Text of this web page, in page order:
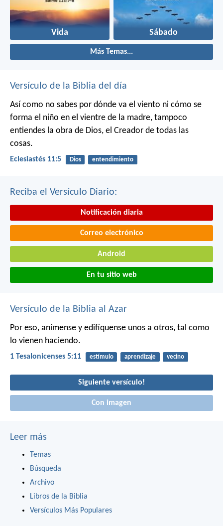
Vida Sábado
Más Temas...
Versículo de la Biblia del día
Así como no sabes por dónde va el viento ni cómo se
forma el niño en el vientre de la madre, tampoco
entiendes la obra de Dios, el Creador de todas las
cosas.
Eclesiastés 11:5 Dios entendimiento
Reciba el Versículo Diario:
Notificación diaria
Correo electrónico
Android
En tu sitio web
Versículo de la Biblia al Azar
Por eso, anímense y edifíquense unos a otros, tal como
lo vienen haciendo.
1 Tesalonicenses 5:11 estímulo aprendizaje vecino
Siguiente versículo!
Con imagen
Leer más
Temas
Búsqueda
Archivo
Libros de la Biblia
Versículos Más Populares